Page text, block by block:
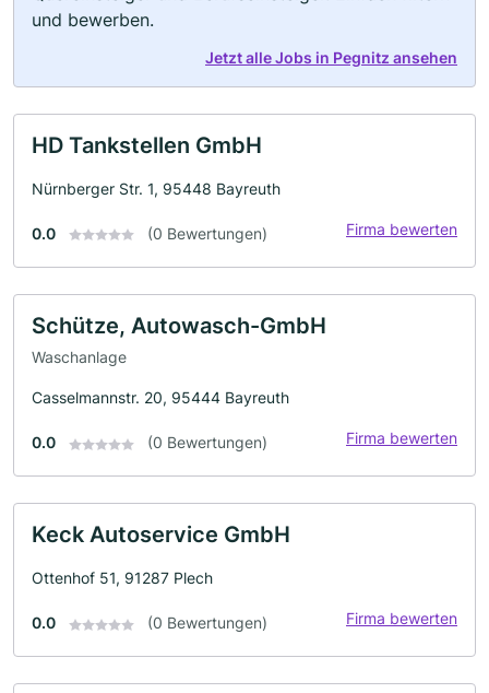
und bewerben.
Jetzt alle Jobs in Pegnitz ansehen
HD Tankstellen GmbH
Nürnberger Str. 1, 95448 Bayreuth
0.0 (0 Bewertungen) Firma bewerten
Schütze, Autowasch-GmbH
Waschanlage
Casselmannstr. 20, 95444 Bayreuth
0.0 (0 Bewertungen) Firma bewerten
Keck Autoservice GmbH
Ottenhof 51, 91287 Plech
0.0 (0 Bewertungen) Firma bewerten